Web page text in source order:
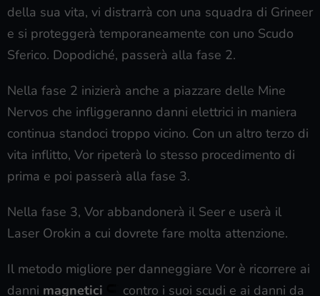
della sua vita, vi distrarrà con una squadra di Grineer
e si proteggerà temporaneamente con uno Scudo
Sferico. Dopodiché, passerà alla fase 2.
Nella fase 2 inizierà anche a piazzare delle Mine
Nervos che infliggeranno danni elettrici in maniera
continua standoci troppo vicino. Con un altro terzo di
vita inflitto, Vor ripeterà lo stesso procedimento di
prima e poi passerà alla fase 3.
Nella fase 3, Vor abbandonerà il Seer e userà il
Laser Orokin a cui dovrete fare molta attenzione.
Il metodo migliore per danneggiare Vor è ricorrere ai
danni magnetici
contro i suoi scudi e ai danni da